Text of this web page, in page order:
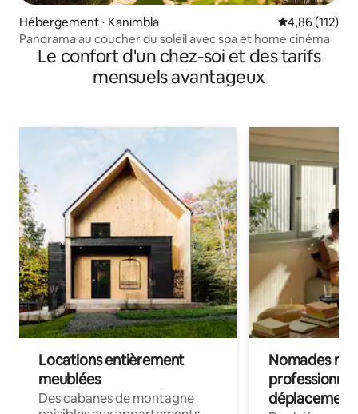
Hébergement ⋅ Kanimbla Évaluation
4,86 (112)
Panorama au coucher du soleil avec spa et home cinéma
Le confort d'un chez-soi et des tarifs
mensuels avantageux
Locations entièrement
meublées
Des cabanes de montagne
Nomades
déplacement